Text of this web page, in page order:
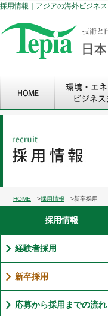
採用情報｜アジアの海外ビジネ
HOME >採用情報 >新卒採用
採用情報
経験者採用
新卒採用
応募から採用までの流れ